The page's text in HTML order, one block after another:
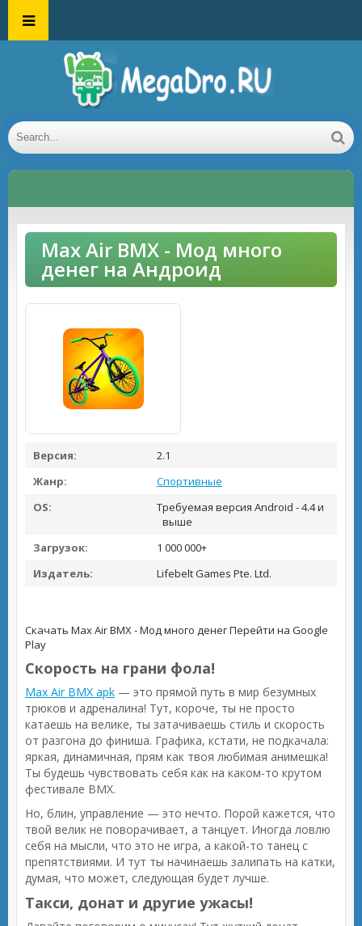
Max Air BMX - Мод много
денег на Андроид
Версия:
2.1
Жанр:
Спортивные
OS:
Требуемая версия Android - 4.4 и
выше
Загрузок:
1 000 000+
Издатель:
Lifebelt Games Pte. Ltd.
Скачать Max Air BMX - Мод много денегПерейти на Google
Play
Скорость на грани фола!
Max Air BMX apk — это прямой путь в мир безумных
трюков и адреналина! Тут, короче, ты не просто
катаешь на велике, ты затачиваешь стиль и скорость
от разгона до финиша. Графика, кстати, не подкачала:
яркая, динамичная, прям как твоя любимая анимешка!
Ты будешь чувствовать себя как на каком-то крутом
фестивале BMX.
Но, блин, управление — это нечто. Порой кажется, что
твой велик не поворачивает, а танцует. Иногда ловлю
себя на мысли, что это не игра, а какой-то танец с
препятствиями. И тут ты начинаешь залипать на катки,
думая, что может, следующая будет лучше.
Такси, донат и другие ужасы!